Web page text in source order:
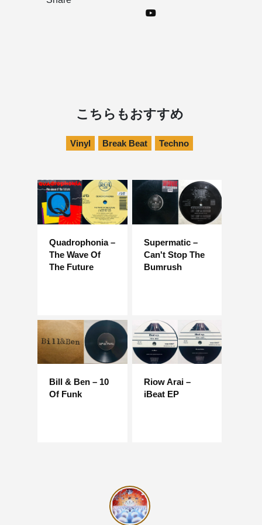
こちらもおすすめ
Vinyl Break Beat Techno
Quadrophonia –
The Wave Of
The Future
Supermatic –
Can't Stop The
Bumrush
Bill & Ben – 10
Of Funk
Riow Arai –
iBeat EP